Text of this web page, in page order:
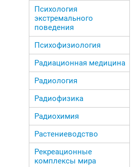
Психология
экстремального
поведения
Психофизиология
Радиационная медицина
Радиология
Радиофизика
Радиохимия
Растениеводство
Рекреационные
комплексы мира